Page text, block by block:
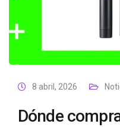
8 abril, 2026
Dónde